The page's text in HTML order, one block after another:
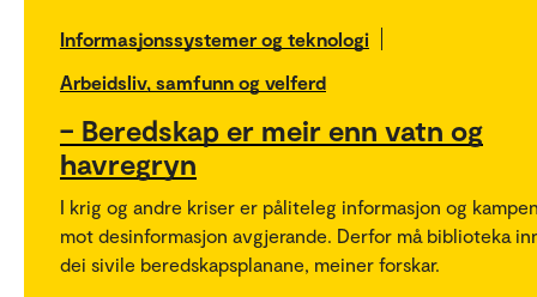
Informasjonssystemer og teknologi
Arbeidsliv, samfunn og velferd
– Beredskap er meir enn vatn og
havregryn
I krig og andre kriser er påliteleg informasjon og
mot desinformasjon avgjerande. Derfor må biblioteka
dei sivile beredskapsplanane, meiner forskar.